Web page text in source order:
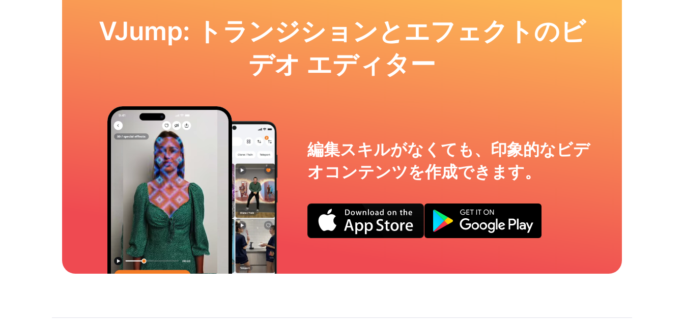
VJump: トランジションとエフェクトのビ
デオ エディター
編集スキルがなくても、印象的なビデ
オコンテンツを作成できます。